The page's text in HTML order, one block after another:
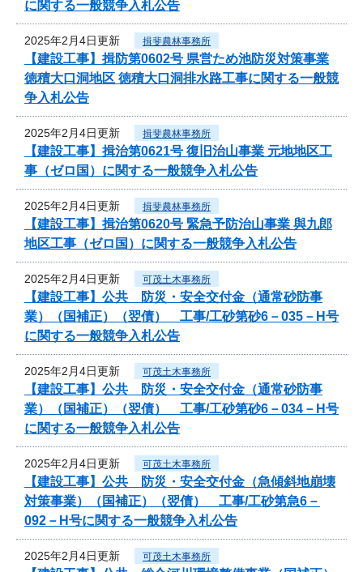
に関する一般競争入札公告
2025年2月4日更新 揖斐農林事務所
【建設工事】揖防第0602号 県営ため池防災対策事業
徳積大口洞地区 徳積大口洞排水路工事に関する一般競
争入札公告
2025年2月4日更新 揖斐農林事務所
【建設工事】揖治第0621号 復旧治山事業 元地地区工
事（ゼロ国）に関する一般競争入札公告
2025年2月4日更新 揖斐農林事務所
【建設工事】揖治第0620号 緊急予防治山事業 與九郎
地区工事（ゼロ国）に関する一般競争入札公告
2025年2月4日更新 可茂土木事務所
【建設工事】公共 防災・安全交付金（通常砂防事
業）（国補正）（翌債） 工事/工砂第砂6－035－H号
に関する一般競争入札公告
2025年2月4日更新 可茂土木事務所
【建設工事】公共 防災・安全交付金（通常砂防事
業）（国補正）（翌債） 工事/工砂第砂6－034－H号
に関する一般競争入札公告
2025年2月4日更新 可茂土木事務所
【建設工事】公共 防災・安全交付金（急傾斜地崩壊
対策事業）（国補正）（翌債） 工事/工砂第急6－
092－H号に関する一般競争入札公告
2025年2月4日更新 可茂土木事務所